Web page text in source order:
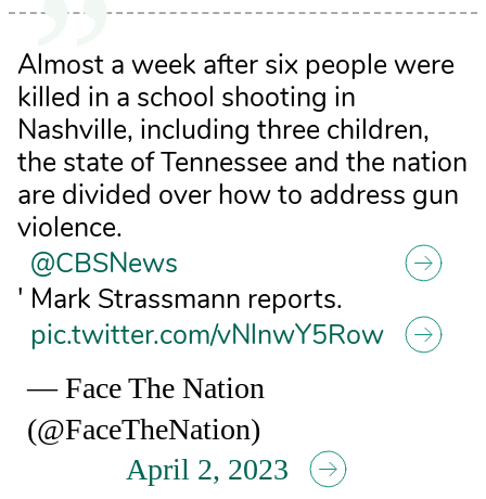
Almost a week after six people were
killed in a school shooting in
Nashville, including three children,
the state of Tennessee and the nation
are divided over how to address gun
violence.
@CBSNews
' Mark Strassmann reports.
pic.twitter.com/vNlnwY5Row
— Face The Nation
(@FaceTheNation)
April 2, 2023